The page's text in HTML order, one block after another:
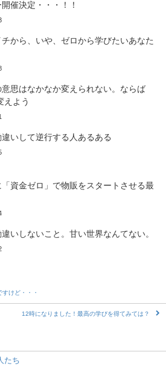
催決定・・・！！
から、いや、ゼロから学びたいあなた
意思はなかなか変えられない。ならば
よう
違いして逆行する人あるある
「資金ゼロ」で物販をスタートさせる最
違いしないこと。甘い世界なんてない。
けど・・・
12時になりました！最高の学びを得てみては？
たち